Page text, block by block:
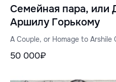
Семейная пара, или
Аршилу Горькому
A Couple, or Homage to Arshile
50 000₽